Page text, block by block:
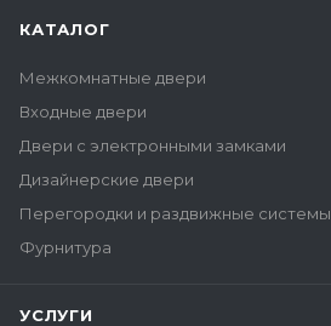
КАТАЛОГ
Межкомнатные двери
Входные двери
Двери с электронными замками
Дизайнерские двери
Перегородки и раздвижные системы
Фурнитура
УСЛУГИ